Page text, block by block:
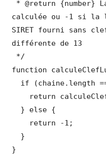
calculée ou -1 si la
SIRET fourni sans
différente de 13
function
}